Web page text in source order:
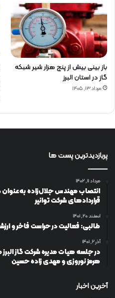
باز بینی بیش از پنج هزار شیر شبکه
گاز در استان البرز
مرداد ۱۳, ۱۴۰۵
پربازدیدترین پست ها
مرداد ۱۱, ۱۴۰۲
انتصاب مهندس جلال‌زاده به‌عنوان
قراردادهای شركت توانیر
اسفند ۲۰, ۱۴۰۱
طالبی: فعالیت در حراست فاخر و
آذر ۲, ۱۴۰۱
در جلسه هیات مدیره شرکت گاز
هرمز نوروزی و مهدی زاده حسین
آخرین اخبار